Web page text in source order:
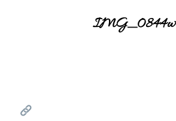
IMG_0844w